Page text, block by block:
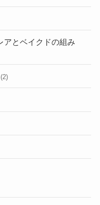
アとベイクドの組み
(2)